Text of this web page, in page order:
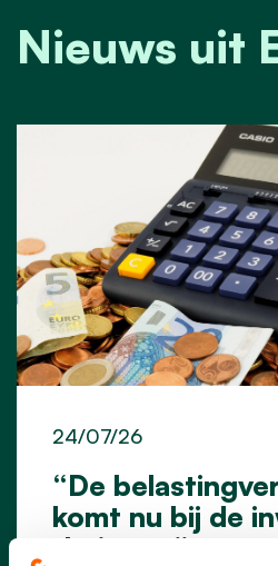
Nieuws uit
“De
komt nu bij de
thuis aan”
24/07/26